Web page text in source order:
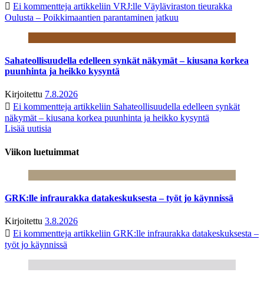
Ei kommentteja artikkeliin VRJ:lle Väyläviraston tieurakka
Oulusta – Poikkimaantien parantaminen jatkuu
Sahateollisuudella edelleen synkät näkymät – kiusana korkea
puunhinta ja heikko kysyntä
Kirjoitettu 7.8.2026
Ei kommentteja artikkeliin Sahateollisuudella edelleen synkät
näkymät – kiusana korkea puunhinta ja heikko kysyntä
Lisää uutisia
Viikon luetuimmat
GRK:lle infraurakka datakeskuksesta – työt jo käynnissä
Kirjoitettu 3.8.2026
Ei kommentteja artikkeliin GRK:lle infraurakka datakeskuksesta –
työt jo käynnissä